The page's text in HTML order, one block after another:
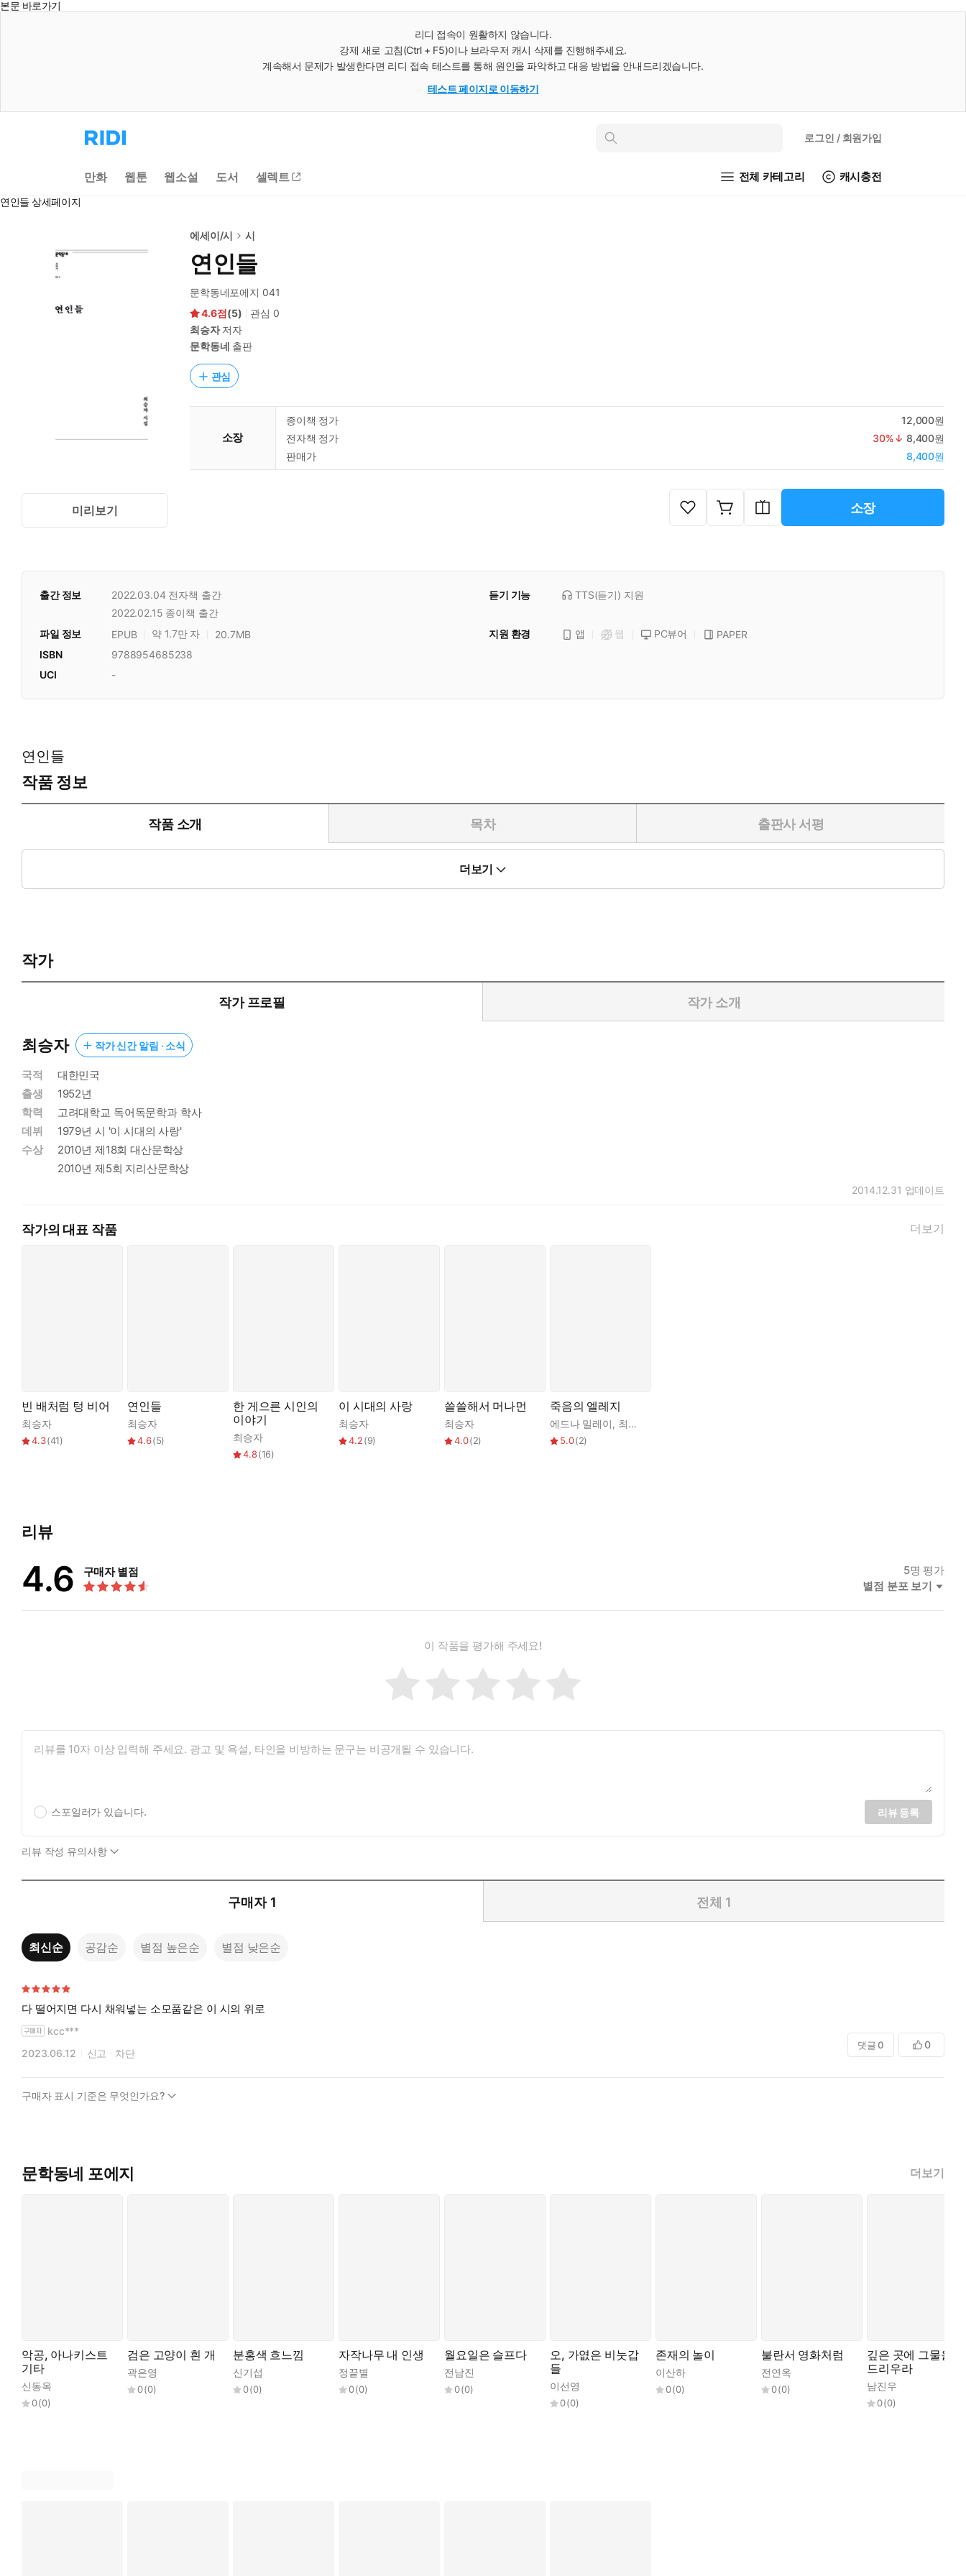
본문 바로가기
리디 접속이 원활하지 않습니다.
강제 새로 고침(Ctrl + F5)이나 브라우저 캐시 삭제를 진행해주세요.
계속해서 문제가 발생한다면 리디 접속 테스트를 통해 원인을 파악하고 대응 방법을 안내드리겠습니다.
테스트 페이지로 이동하기
리
디
으
로
인
로그인 / 회원가입
만화 웹툰 웹소설 도서 셀렉트 전체 카테고리 캐시충전
연인들 상세페이지
미리보기
에세이/시 시
연인들
문학동네포에지 041
4.6
(5) 관심 0
최승자저자
문학동네 출판
관심
소장
종이책 정가
12,000원
전자책 정가
30%↓ 8,400원
판매가
8,400원
소장
출간 정보 2022.03.04 전자책 출간
2022.02.15 종이책 출간
듣기 기능 TTS(듣기) 지원
파일 정보 EPUB 약 1.7만 자 20.7MB 지원 환경 앱 웹 PC뷰어
PAPER
ISBN
9788954685238
UCI
-
연인들
작품 정보
작품 소개 목차 출판사 서평
문학동네포에지 41권. 최승자 시인의 다섯 번째 시집. 시인이 골몰했던 정신의 세계, 타로 카드와 음양오행과 신비주의의 세계로 향했던 출발점이며 분수령이 된 것이 이 시집이다. 제목 <연인들>은
더보기
작가
작가 프로필 작가 소개
최승자 작가 신간 알림 · 소식
국적
대한민국
출생
1952년
학력
고려대학교 독어독문학과 학사
데뷔
1979년 시 '이 시대의 사랑'
수상
2010년 제18회 대산문학상
2010년 제5회 지리산문학상
2014.12.31 업데이트
작가의 대표 작품 더보기
빈 배처럼 텅 비어
최승자
4.3(41)
연인들
최승자
4.6(5)
한 게으른 시인의
이야기
최승자
4.8(16)
이 시대의 사랑
최승자
4.2(9)
쓸쓸해서 머나먼
최승자
4.0(2)
죽음의 엘레지
에드나 밀레이, 최승자
5.0(2)
리뷰
4.6 구매자 별점 5명 평가
별점 분포 보기
이 작품을 평가해 주세요!
스포일러가 있습니다. 리뷰 등록
리뷰 작성 유의사항
구매자 1 전체 1
최신순 공감순 별점 높은순 별점 낮은순
다 떨어지면 다시 채워넣는 소모품같은 이 시의 위로
kcc***
2023.06.12
신고 차단
댓글 0 0
구매자 표시 기준은 무엇인가요?
문학동네 포에지 더보기
악공, 아나키스트
기타
신동옥
0(0)
검은 고양이 흰 개
곽은영
0(0)
분홍색 흐느낌
신기섭
0(0)
자작나무 내 인생
정끝별
0(0)
월요일은 슬프다
전남진
0(0)
오, 가엾은 비눗갑
들
이선영
0(0)
존재의 놀이
이산하
0(0)
불란서 영화처럼
전연옥
0(0)
깊은 곳에 그물을
드리우라
남진우
0(0)